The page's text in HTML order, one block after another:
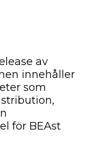
av
innehåller
som
för BEAst